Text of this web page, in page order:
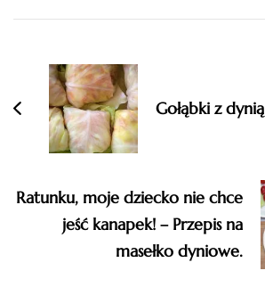
Navigation
Gołąbki z dynią
Ratunku, moje dziecko nie chce
jeść kanapek! – Przepis na
masełko dyniowe.